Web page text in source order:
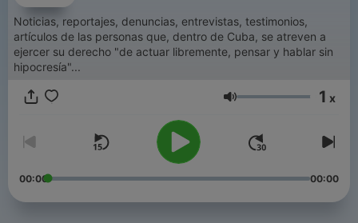
Noticias, reportajes, denuncias, entrevistas, testimonios,
artículos de las personas que, dentro de Cuba, se atreven a
ejercer su derecho "de actuar libremente, pensar y hablar sin
hipocresía"...
Volumen 1 x
00:00 00:00